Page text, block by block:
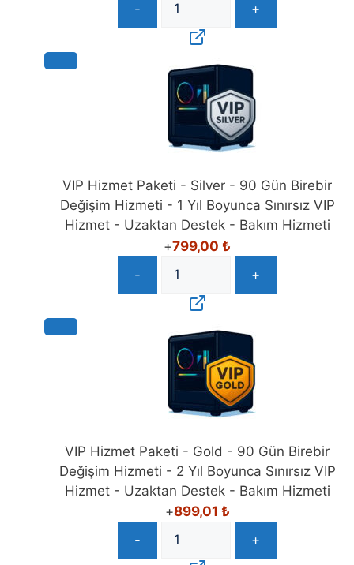
- +
VIP Hizmet Paketi - Silver - 90 Gün Birebir
Değişim Hizmeti - 1 Yıl Boyunca Sınırsız VIP
Hizmet - Uzaktan Destek - Bakım Hizmeti
+799,00 ₺
-
+
VIP Hizmet Paketi - Gold - 90 Gün Birebir
Değişim Hizmeti - 2 Yıl Boyunca Sınırsız VIP
Hizmet - Uzaktan Destek - Bakım Hizmeti
+899,01 ₺
-
+